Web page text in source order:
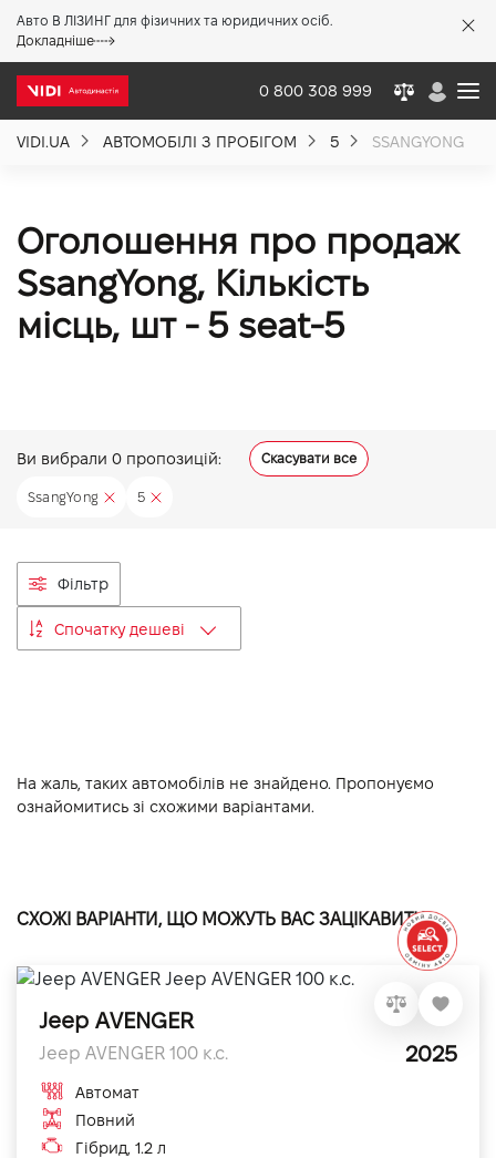
Авто В ЛІЗИНГ для фізичних та юридичних осіб.
Докладніше
0 800 308 999
VIDI.UA АВТОМОБІЛІ З ПРОБІГОМ 5 SSANGYONG
Оголошення про продаж
SsangYong, Кiлькiсть
мiсць, шт - 5 seat-5
Ви вибрали 0 пропозицій: Скасувати все
SsangYong 5
Фільтр
Спочатку дешеві
На жаль, таких автомобілів не знайдено. Пропонуємо
ознайомитись зі схожими варіантами.
СХОЖІ ВАРІАНТИ, ЩО МОЖУТЬ ВАС ЗАЦІКАВИТИ:
Jeep AVENGER
Jeep AVENGER 100 к.с. 2025
Автомат
Повний
Гібрид, 1.2 л
Акції %
Новини
Контакти